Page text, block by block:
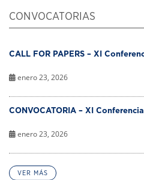
CONVOCATORIAS
CALL FOR PAPERS – XI
enero 23, 2026
CONVOCATORIA – XI
enero 23, 2026
VER MÁS